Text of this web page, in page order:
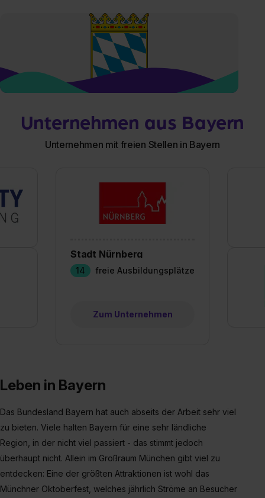
Unternehmen aus Bayern
Unternehmen mit freien Stellen in Bayern
Stadt Nürnberg
14 freie Ausbildungsplätze
Zum Unternehmen
Leben in Bayern
Das Bundesland Bayern hat auch abseits der Arbeit sehr viel
zu bieten. Viele halten Bayern für eine sehr ländliche
Region, in der nicht viel passiert - das stimmt jedoch
überhaupt nicht. Allein im Großraum München gibt viel zu
entdecken: Eine der größten Attraktionen ist wohl das
Münchner Oktoberfest, welches jährlich Ströme an Besucher